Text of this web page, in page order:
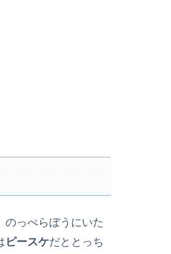
のっぺらぼうにいた
ピースケだととっち